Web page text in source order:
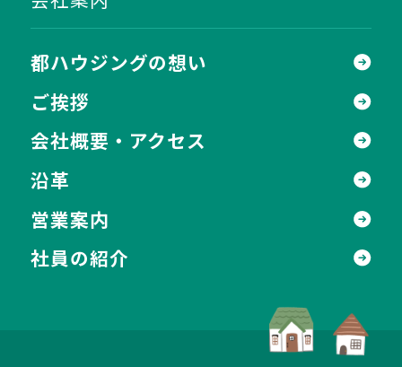
都ハウジングの想い
ご挨拶
会社概要・アクセス
沿革
営業案内
社員の紹介